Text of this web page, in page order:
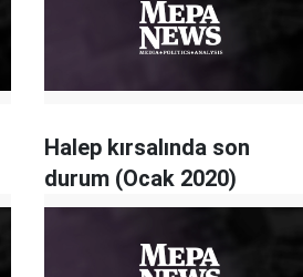
Halep kırsalında son
durum (Ocak 2020)